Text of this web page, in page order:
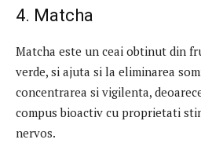
4. Matcha
Matcha este un ceai obtinut din
verde, si ajuta si la eliminarea
concentrarea si vigilenta,
compus bioactiv cu proprietati
nervos.